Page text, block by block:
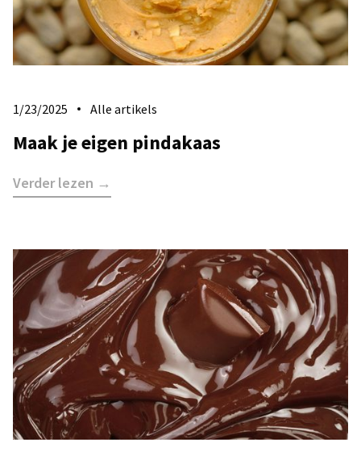
1/23/2025 Alle artikels
Maak je eigen pindakaas
Verder lezen →